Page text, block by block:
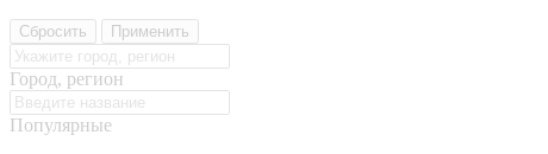
Сбросить Применить
Город, регион
Популярные